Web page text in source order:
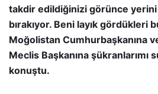
takdir edildiğinizi görünce
bırakıyor. Beni layık gördükleri
Moğolistan Cumhurbaşkanına
Meclis Başkanına şükranlarımı
konuştu.